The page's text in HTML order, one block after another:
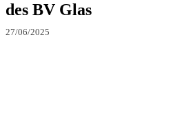
des BV Glas
27/06/2025